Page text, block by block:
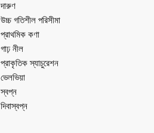
দারুণ
উচ্চ গতিশীল পরিসীমা
প্রাথমিক কণা
গাঢ় নীল
প্রাকৃতিক স্যাচুরেশন
ভেলভিয়া
স্বপ্ন
দিবাস্বপ্ন